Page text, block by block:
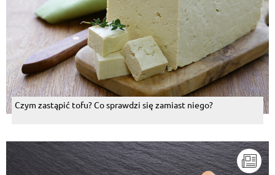
Czym zastąpić tofu? Co sprawdzi się zamiast niego?